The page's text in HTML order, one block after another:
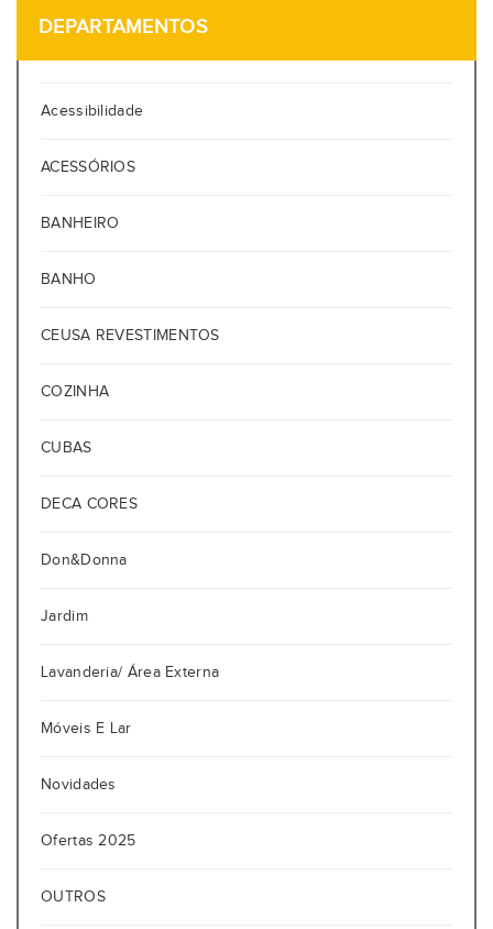
DEPARTAMENTOS
Acessibilidade
ACESSÓRIOS
BANHEIRO
BANHO
CEUSA REVESTIMENTOS
COZINHA
CUBAS
DECA CORES
Don&Donna
Jardim
Lavanderia/ Área Externa
Móveis E Lar
Novidades
Ofertas 2025
OUTROS